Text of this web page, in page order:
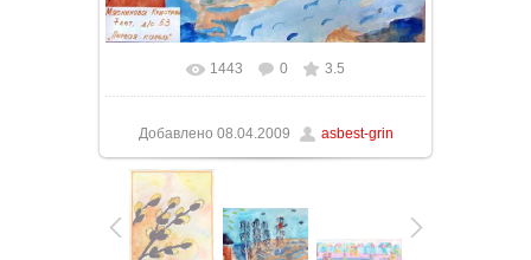
1443 0 3.5
Добавлено 08.04.2009 asbest-grin